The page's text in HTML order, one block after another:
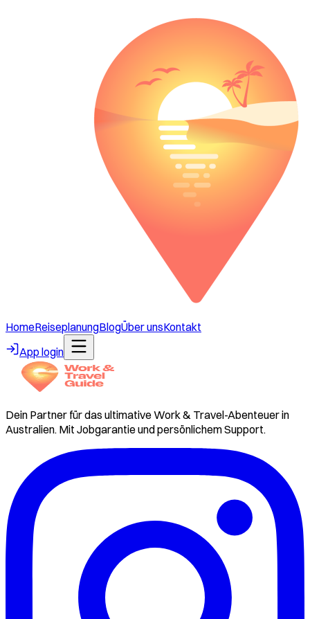
HomeReiseplanungBlogÜber unsKontakt
App login
Dein Partner für das ultimative Work & Travel-Abenteuer in
Australien. Mit Jobgarantie und persönlichem Support.